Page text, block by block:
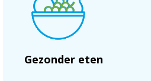
Gezonder eten